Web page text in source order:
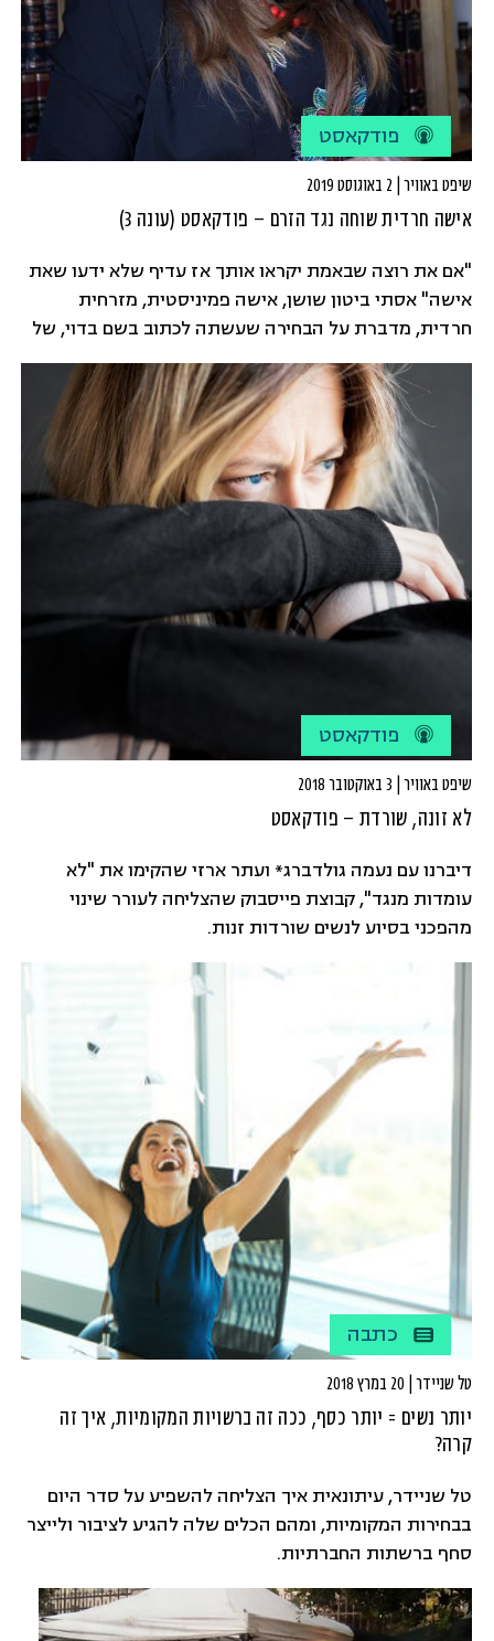
פודקאסט
שיפט באוויר | 2 באוגוסט 2019
אישה חרדית שוחה נגד הזרם – פודקאסט (עונה 3)
"אם את רוצה שבאמת יקראו אותך אז עדיף שלא ידעו שאת
אישה" אסתי ביטון שושן, אישה פמיניסטית, מזרחית
חרדית, מדברת על הבחירה שעשתה לכתוב בשם בדוי, של
גבר, כדי שאנשים יקראו את מה שיש לה לומר. מאז היא כבר
כותבת בשמה, אבל עדיין ממשיכה להאבק נגד הדרת נשים
בתוך החברה החרדית.
פודקאסט
שיפט באוויר | 3 באוקטובר 2018
לא זונה, שורדת – פודקאסט
דיברנו עם נעמה גולדברג* ועתר ארזי שהקימו את "לא
עומדות מנגד", קבוצת פייסבוק שהצליחה לעורר שינוי
מהפכני בסיוע לנשים שורדות זנות.
כתבה
טל שניידר | 20 במרץ 2018
יותר נשים = יותר כסף, ככה זה ברשויות המקומיות, איך זה
קרה?
טל שניידר, עיתונאית איך הצליחה להשפיע על סדר היום
בבחירות המקומיות, ומהם הכלים שלה להגיע לציבור ולייצר
סחף ברשתות החברתיות.